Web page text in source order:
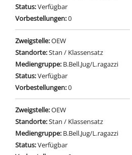
Status:Verfügbar
Vorbestellungen:0
Zweigstelle:OEW
Standorte:Stan / Klassensatz
Mediengruppe: B.Bell.Jug/L.ragazzi
Status:Verfügbar
Vorbestellungen:0
Zweigstelle:OEW
Standorte:Stan / Klassensatz
Mediengruppe: B.Bell.Jug/L.ragazzi
Status:Verfügbar